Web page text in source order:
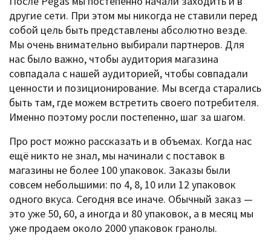
другие сети. При этом мы никогда не ставили перед
собой цель быть представлены абсолютно везде.
Мы очень внимательно выбирали партнеров. Для
нас было важно, чтобы аудитория магазина
совпадала с нашей аудиторией, чтобы совпадали
ценности и позиционирование. Мы всегда старались
быть там, где можем встретить своего потребителя.
Именно поэтому росли постепенно, шаг за шагом.
Про рост можно рассказать и в объемах. Когда нас
ещё никто не знал, мы начинали с поставок в
магазины не более 100 упаковок. Заказы были
совсем небольшими: по 4, 8, 10 или 12 упаковок
одного вкуса. Сегодня все иначе. Обычный заказ —
это уже 50, 60, а иногда и 80 упаковок, а в месяц мы
уже продаем около 2000 упаковок гранолы.